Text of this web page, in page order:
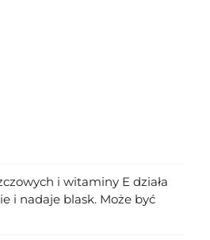
i witaminy E działa
i nadaje blask. Może być